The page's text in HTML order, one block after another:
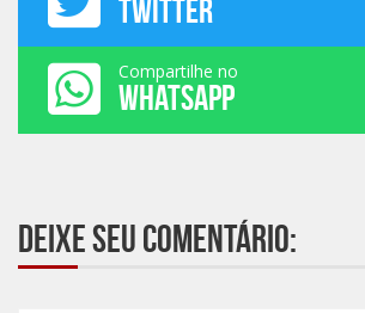
TWITTER
Compartilhe no
WHATSAPP
Deixe seu comentário: